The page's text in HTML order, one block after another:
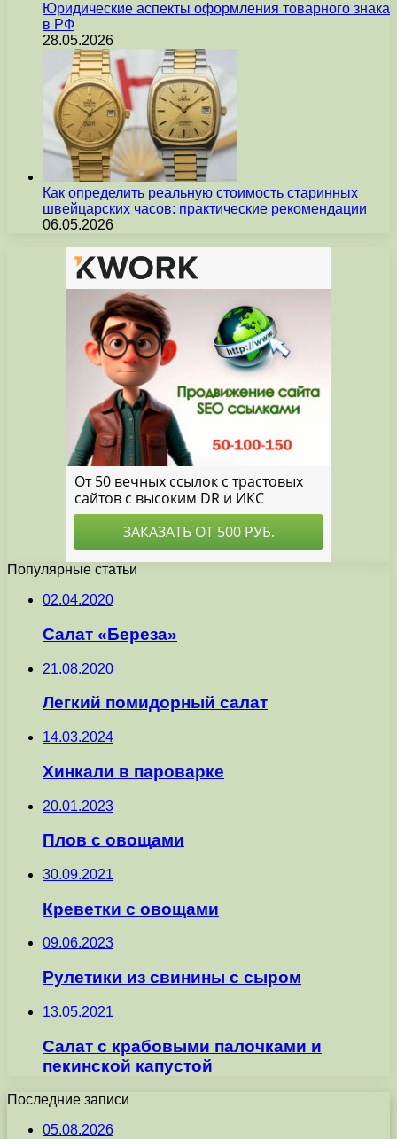
Юридические аспекты оформления товарного знака
в РФ
28.05.2026
Как определить реальную стоимость старинных
швейцарских часов: практические рекомендации
06.05.2026
Популярные статьи
02.04.2020
Салат «Береза»
21.08.2020
Легкий помидорный салат
14.03.2024
Хинкали в пароварке
20.01.2023
Плов с овощами
30.09.2021
Креветки с овощами
09.06.2023
Рулетики из свинины с сыром
13.05.2021
Салат с крабовыми палочками и
пекинской капустой
Последние записи
05.08.2026